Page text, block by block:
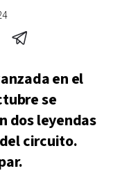
en el
se
dos leyendas
circuito.